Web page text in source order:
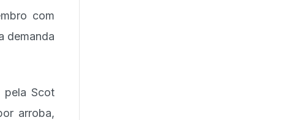
com
demanda
pela Scot
arroba,